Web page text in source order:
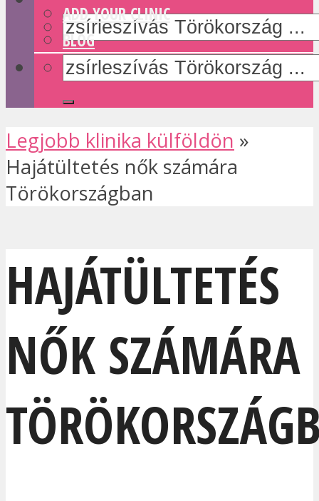
ADD YOUR CLINIC
BLOG
Legjobb klinika külföldön »
Hajátültetés nők számára
Törökországban
HAJÁTÜLTETÉS
NŐK SZÁMÁRA